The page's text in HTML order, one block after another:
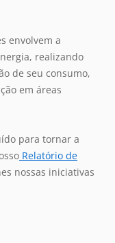
envolvem a
realizando
de seu consumo,
em áreas
para tornar a
Relatório de
nossas iniciativas